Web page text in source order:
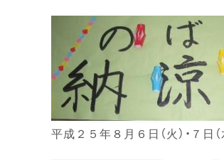
平成２５年８月６日（火）・７日